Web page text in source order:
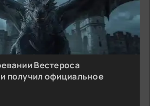
Вестероса
получил официальное